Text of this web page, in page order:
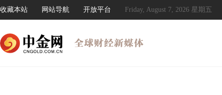
收藏本站 网站导航 开放平台 Friday, August 7, 2026 星期五